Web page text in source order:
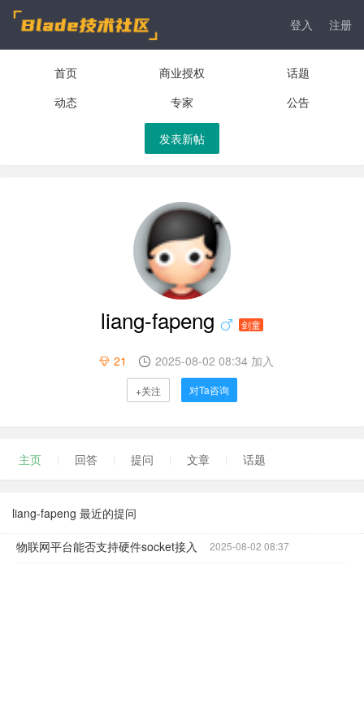
登入 注册
首页 商业授权
话题
动态
专家 公告
发表新帖
liang-fapeng 剑童
21 2025-08-02 08:34 加入
+关注 对Ta咨询
主页 回答 提问 文章 话题
liang-fapeng 最近的提问
物联网平台能否支持硬件socket接入 2025-08-02 08:37